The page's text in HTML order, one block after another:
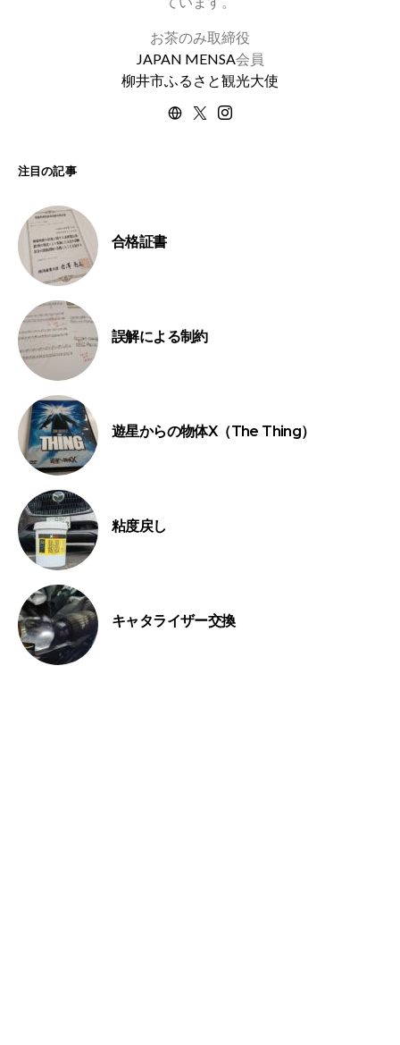
お茶のみ取締役
JAPAN MENSA会員
柳井市ふるさと観光大使
注目の記事
合格証書
誤解による制約
遊星からの物体X（The Thing）
粘度戻し
キャタライザー交換